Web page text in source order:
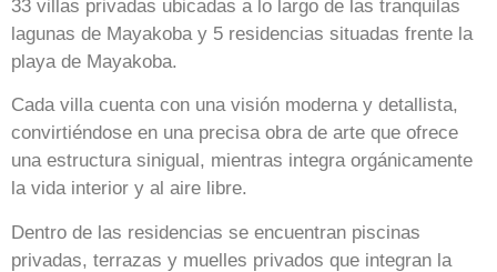
33 villas privadas ubicadas a lo largo de las tranquilas
lagunas de Mayakoba y 5 residencias situadas frente la
playa de Mayakoba.
Cada villa cuenta con una visión moderna y detallista,
convirtiéndose en una precisa obra de arte que ofrece
una estructura sinigual, mientras integra orgánicamente
la vida interior y al aire libre.
Dentro de las residencias se encuentran piscinas
privadas, terrazas y muelles privados que integran la